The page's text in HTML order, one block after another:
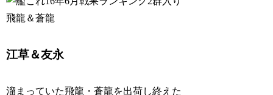
江草＆友永
溜まっていた飛龍・蒼龍を出荷し終えた